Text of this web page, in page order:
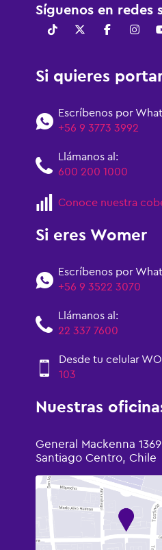
Síguenos en redes
Si quieres
Escríbenos por
+56 9 3773 3992
Llámanos al:
600 200 1000
Conoce nuestra
Si eres Womer
Escríbenos por
+56 9 3522 3070
Llámanos al:
22 337 7600
Desde tu celular
103
Nuestras
General Mackenna 1369
Santiago Centro, Chile